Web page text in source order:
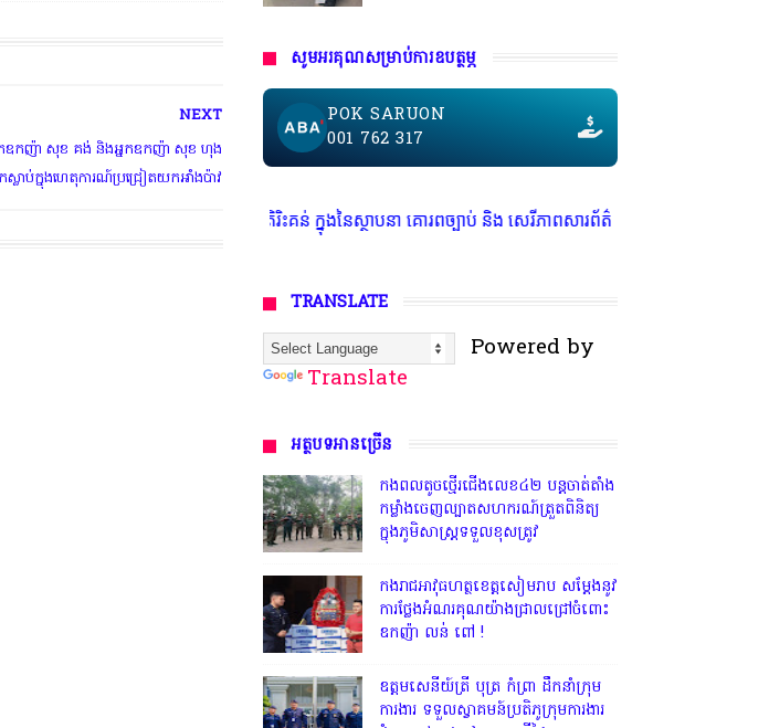
NEXT
កឧកញ៉ា សុខ គង់ និងអ្នកឧកញ៉ា សុខ ហុង
ក​ស្លាប់​ក្នុងហេតុការណ៍ប្រជ្រៀតយកអាំងប៉ាវ
សូមអរគុណសម្រាប់ការឧបត្ថម្ភ
POK SARUON
001 762 317
ាចម្បង ព្រមទទួលមតិរិះគន់ ក្នុងនៃស្ថាបនា គោរពច្បាប់ និង សេរីភាពសារព័ត៌មាន * មានទទួលចុះផ្សាយ ព័ត៌មាន ផ្សព្វ
TRANSLATE
Powered by
Translate
អត្ថបទអានច្រើន
កងពលតូចថ្មើរជើងលេខ៤២ បន្តចាត់តាំង
កម្លាំងចេញល្បាតសហករណ៍ត្រួតពិនិត្យ
ក្នុងភូមិសាស្រ្តទទួលខុសត្រូវ
កងរាជអាវុធហត្ថខេត្តសៀមរាប សម្តែងនូវ
ការថ្លែងអំណរគុណយ៉ាងជ្រាលជ្រៅចំពោះ
ឧកញ៉ា លន់ ពៅ !
ឧត្តមសេនីយ៍ត្រី បុត្រ កំព្រា ដឹកនាំក្រុម
ការងារ ទទួលស្វាគមន៍ប្រតិភូក្រុមការងារ